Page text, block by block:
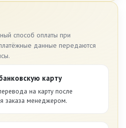
способ оплаты при
данные передаются
карту
на карту после
заказа менеджером.